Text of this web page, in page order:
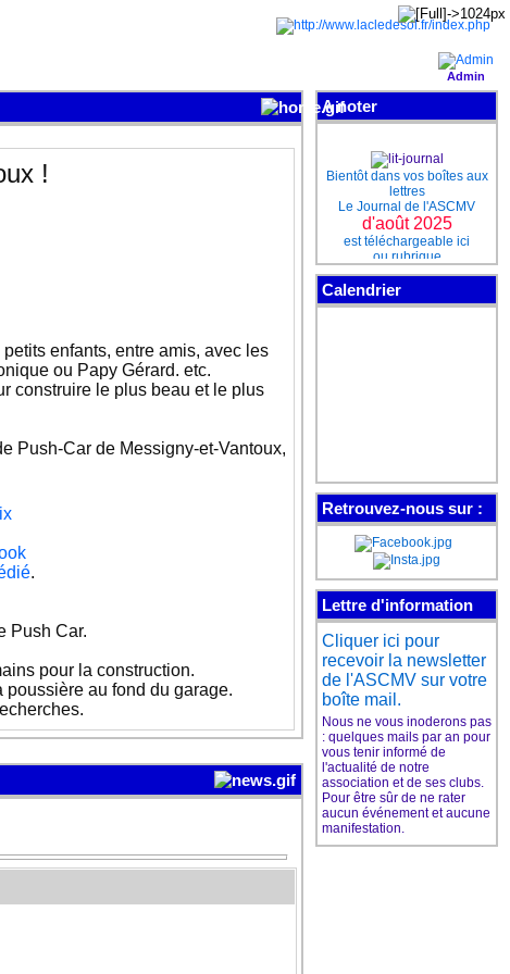
Admin
!
enfants, entre amis, avec les
ou Papy Gérard. etc.
construire le plus beau et le plus
Push-Car de Messigny-et-Vantoux,
.
Push Car.
pour la construction.
au fond du garage.
A noter
Bientôt dans vos boîtes aux
lettres
Le Journal de l'ASCMV
d'août 2025
est téléchargeable ici
ou rubrique
Téléchargements
Les cours de guitare de
l'ASCMV
ont leur page Facebook
Aimez pour suivre
l'actu de nos cours
et plein d'infos sur la
guitare
Le club de danse de
l'ASCMV
a sa page Facebook
Calendrier
Retrouvez-nous sur :
Lettre d'information
Cliquer ici pour
recevoir la newsletter
de l'ASCMV sur votre
boîte mail.
Nous ne vous inoderons pas
: quelques mails par an pour
vous tenir informé de
l'actualité de notre
association et de ses clubs.
Pour être sûr de ne rater
aucun événement et aucune
manifestation.